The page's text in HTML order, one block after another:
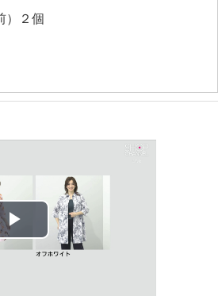
）２個
ラベル）】
素系漂白不可
干し
低温）
：石油系ドライクリーニング可
：可
ラベル）】
ト＞水や汗などによる色落ち、
ト＞過度な力をかけない
Play